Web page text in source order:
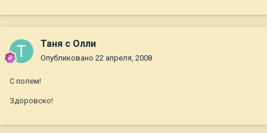
Таня с Олли
Опубликовано 22 апреля, 2008
С полем!
Здоровско!